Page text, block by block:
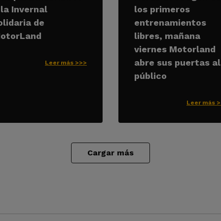
Invernal
de
Leer más >>>
los primeros
entrenamientos
libres, mañana
viernes Motorland
abre sus puertas al
público
Leer más
Cargar más